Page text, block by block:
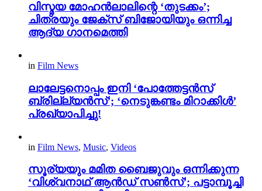
വിസ്മയ മോഹൻലാലിന്റെ ‘തുടക്കം’;
ചിത്രയും ജേക്സ് ബിജോയിയും ഒന്നിച്ച
ആദ്യ ഗാനമെത്തി
in Film News
ലാലേട്ടനൊപ്പം ഇനി ‘പോത്തേട്ടൻസ്
ബ്രില്ല്യൻസ്’; ‘നെടുങ്കണ്ടം മിറാക്കിൾ’
പ്രഖ്യാപിച്ചു!
in Film News, Music, Videos
സൂര്യയും മമിത ബൈജുവും ഒന്നിക്കുന്ന
‘വിശ്വനാഥ് ആൻഡ് സൺസ്’; പട്ടാമ്പൂച്ചി